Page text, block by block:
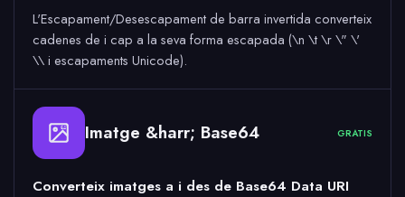
L'Escapament/Desescapament de barra invertida converteix
cadenes de i cap a la seva forma escapada (\n \t \r \" \'
\\ i escapaments Unicode).
64 Imatge &harr; Base64 GRATIS
Converteix imatges a i des de Base64 Data URI